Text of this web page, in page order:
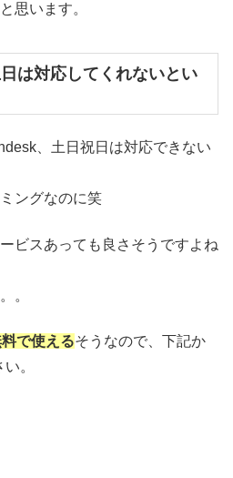
思います。
は対応してくれないとい
、土日祝日は対応できない
ングなのに笑
ビスあっても良さそうですよね
。
で使えるそうなので、下記か
。